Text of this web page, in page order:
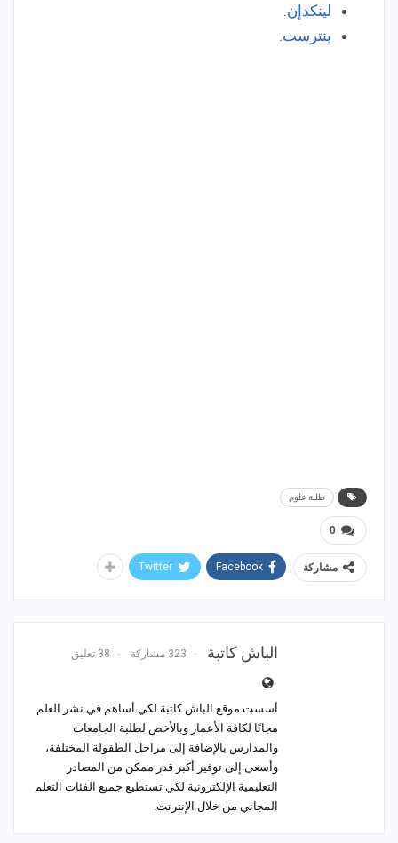
لينكدإن.
بنترست.
طلبة علوم
0
مشاركة Facebook
Twitter
الباش كاتبة 323 مشاركة 38 تعليق
أسست موقع الباش كاتبة لكي أساهم في نشر العلم
مجانًا لكافة الأعمار وبالأخص لطلبة الجامعات
والمدارس بالإضافة إلى مراحل الطفولة المختلفة،
وأسعى إلى توفير أكبر قدر ممكن من المصادر
التعليمية الإلكترونية لكي تستطيع جميع الفئات التعلم
المجاني من خلال الإنترنت.